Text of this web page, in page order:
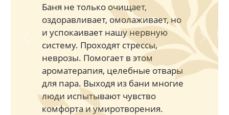
Баня не только очищает,
оздоравливает, омолаживает, но
и успокаивает нашу нервную
систему. Проходят стрессы,
неврозы. Помогает в этом
ароматерапия, целебные отвары
для пара. Выходя из бани многие
люди испытывают чувство
комфорта и умиротворения.
Previous Next